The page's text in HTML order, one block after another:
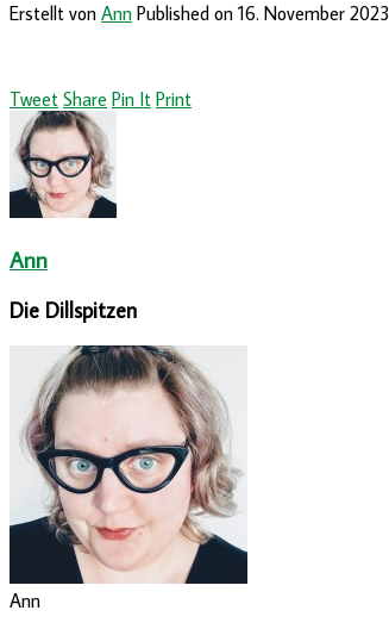
Erstellt von Ann Published on 16. November 2023
Tweet Share Pin It Print
Ann
Die Dillspitzen
Ann